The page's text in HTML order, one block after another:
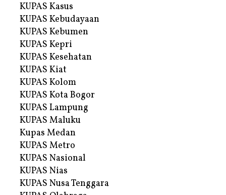
KUPAS Kasus
KUPAS Kebudayaan
KUPAS Kebumen
KUPAS Kepri
KUPAS Kesehatan
KUPAS Kiat
KUPAS Kolom
KUPAS Kota Bogor
KUPAS Lampung
KUPAS Maluku
Kupas Medan
KUPAS Metro
KUPAS Nasional
KUPAS Nias
KUPAS Nusa Tenggara